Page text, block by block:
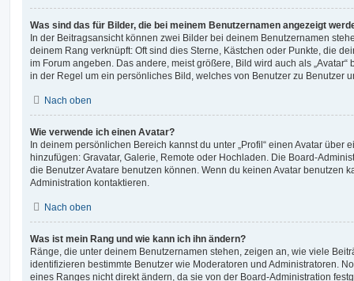
Was sind das für Bilder, die bei meinem Benutzernamen angezeigt
In der Beitragsansicht können zwei Bilder bei deinem Benutzernamen
deinem Rang verknüpft: Oft sind dies Sterne, Kästchen oder Punkte, die
im Forum angeben. Das andere, meist größere, Bild wird auch als
in der Regel um ein persönliches Bild, welches von Benutzer zu Benutzer
Nach oben
Wie verwende ich einen Avatar?
In deinem persönlichen Bereich kannst du unter „Profil“ einen Avatar über
hinzufügen: Gravatar, Galerie, Remote oder Hochladen. Die Board-
die Benutzer Avatare benutzen können. Wenn du keinen Avatar benutzen
Administration kontaktieren.
Nach oben
Was ist mein Rang und wie kann ich ihn ändern?
Ränge, die unter deinem Benutzernamen stehen, zeigen an, wie viele
identifizieren bestimmte Benutzer wie Moderatoren und Administratoren.
eines Ranges nicht direkt ändern, da sie von der Board-Administration